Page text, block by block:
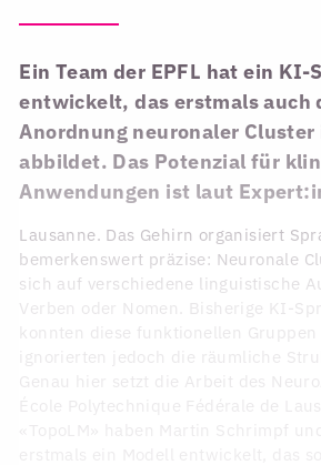
Ein Team der EPFL hat ein KI-
entwickelt, das erstmals auch
Anordnung neuronaler Cluster
abbildet. Das Potenzial für
Anwendungen ist laut
Lausanne. Das Gehirn organisiert
bemerkenswert präzise: Neuronale
sich auf verschiedene linguistische
Verben oder Nomen. Bisherige KI-
konnten diese funktionellen Gruppen
ignorierten jedoch die räumliche